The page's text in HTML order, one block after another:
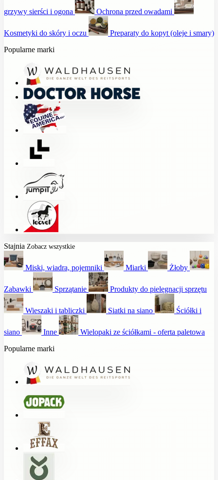
grzywy sierści i ogona Ochrona przed owadami
Kosmetyki do skóry i oczu
Preparaty do kopyt (oleje i smary)
Popularne marki
Stajnia Zobacz wszystkie
Miski, wiadra, pojemniki Miarki Żłoby
Zabawki Sprzątanie Produkty do pielęgnacji sprzętu
Wieszaki i tabliczki Siatki na siano Ściółki i
siano Inne
Wielopaki ze ściółkami - oferta paletowa
Popularne marki